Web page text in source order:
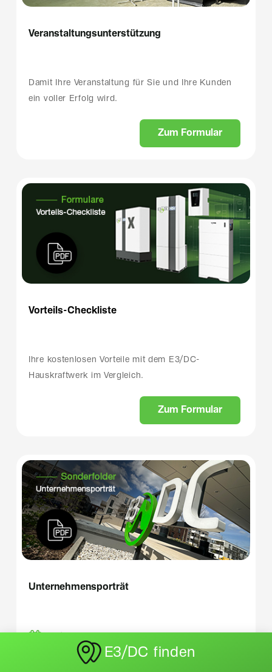
Veranstaltungsunterstützung
Damit Ihre Veranstaltung für Sie und Ihre Kunden
ein voller Erfolg wird.
Zum Formul ar
Vorteils-Checkliste
Ihre kostenlosen Vorteile mit dem E3/DC-
Hauskraftwerk im Vergleich.
Zum Formul ar
Unternehmensporträt
E3/DC finden